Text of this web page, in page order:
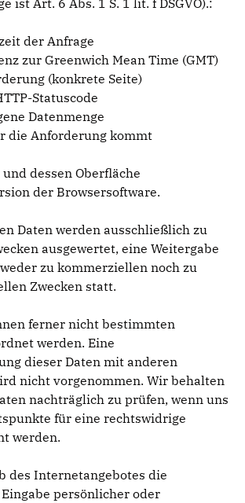
der Anfrage
zur Greenwich Mean Time (GMT)
(konkrete Seite)
Statuscode
Datenmenge
die Anforderung kommt
dessen Oberfläche
der Browsersoftware.
Daten werden ausschließlich zu
ausgewertet, eine Weitergabe
zu kommerziellen noch zu
Zwecken statt.
ferner nicht bestimmten
werden. Eine
dieser Daten mit anderen
nicht vorgenommen. Wir behalten
nachträglich zu prüfen, wenn uns
für eine rechtswidrige
werden.
des Internetangebotes die
persönlicher oder